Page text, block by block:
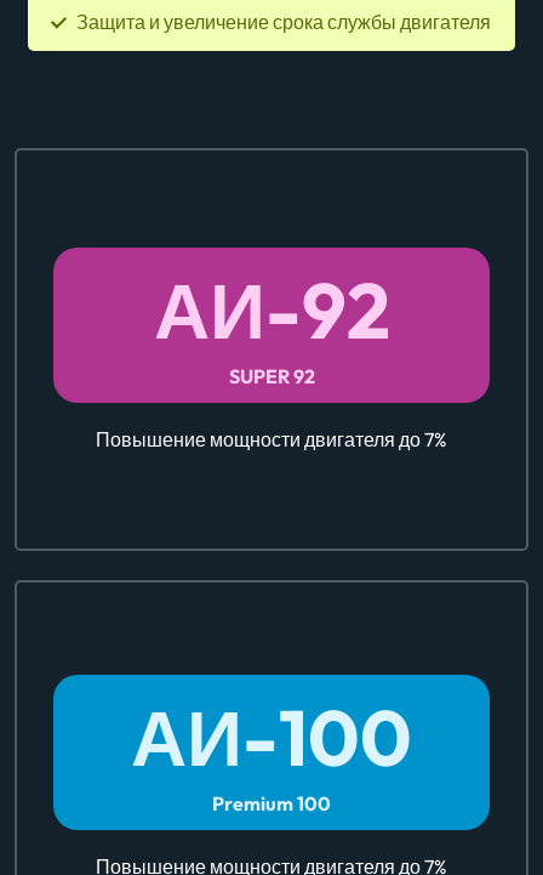
Защита и увеличение срока службы двигателя
АИ-92
SUPER 92
Повышение мощности двигателя до 7%
АИ-100
Premium 100
Повышение мощности двигателя до 7%